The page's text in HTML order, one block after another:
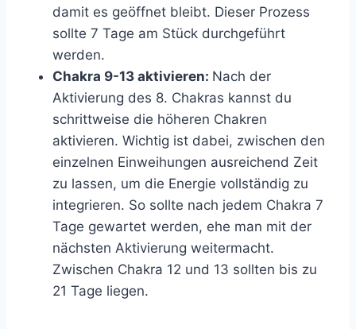
damit es geöffnet bleibt. Dieser Prozess
sollte 7 Tage am Stück durchgeführt
werden.
Chakra 9-13 aktivieren: Nach der
Aktivierung des 8. Chakras kannst du
schrittweise die höheren Chakren
aktivieren. Wichtig ist dabei, zwischen den
einzelnen Einweihungen ausreichend Zeit
zu lassen, um die Energie vollständig zu
integrieren. So sollte nach jedem Chakra 7
Tage gewartet werden, ehe man mit der
nächsten Aktivierung weitermacht.
Zwischen Chakra 12 und 13 sollten bis zu
21 Tage liegen.